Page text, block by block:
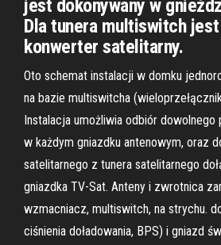
jest dokonywany w
Dla tunera multiswitch
konwerter satelitarny.
Oto schemat instalacji w domku
na bazie multiswitcha
Instalacja umożliwia odbiór dowolnego
w każdym gniazdku antenowym, oraz
satelitarnego z tunera satelitarnego
gniazdka TV-Sat. Anteny i zwrotnica
wzmacniacz, multiswitch, na strychu.
ciśnienia doładowania, BPS) i gniazd